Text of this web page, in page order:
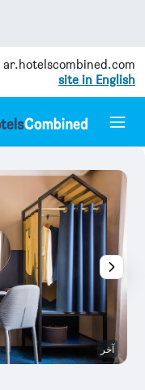
ar.hotelscombined.com
site in English
آخر